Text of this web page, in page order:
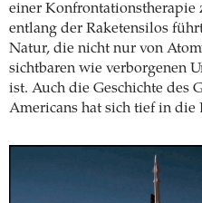
einer Konfrontationstherapie
entlang der Raketensilos
Natur, die nicht nur von
sichtbaren wie verborgenen
ist. Auch die Geschichte des
Americans hat sich tief in die